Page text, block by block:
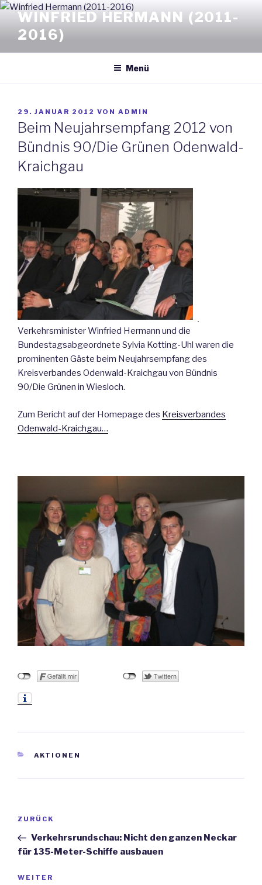
Zum
Inhalt
springen
WINFRIED HERMANN (2011-
2016)
Menü
VERÖFFENTLICHT
AM
29. JANUAR 2012 VON ADMIN
Beim Neujahrsempfang 2012 von
Bündnis 90/Die Grünen Odenwald-
Kraichgau
Verkehrsminister Winfried Hermann und die
Bundestagsabgeordnete Sylvia Kotting-Uhl waren die
prominenten Gäste beim Neujahrsempfang des
Kreisverbandes Odenwald-Kraichgau von Bündnis
90/Die Grünen in Wiesloch.
Zum Bericht auf der Homepage des Kreisverbandes
Odenwald-Kraichgau…
KATEGORIEN
AKTIONEN
Beitrags-
Vorheriger
Beitrag
ZURÜCK
Verkehrsrundschau: Nicht den ganzen Neckar
für 135-Meter-Schiffe ausbauen
Nächster
WEITER